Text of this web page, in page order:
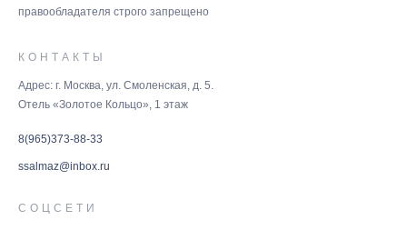
правообладателя строго запрещено
КОНТАКТЫ
8(965)373-88-33
ssalmaz@inbox.ru
Адрес: г. Москва, ул. Смоленская, д. 5.
Отель «Золотое Кольцо», 1 этаж
СОЦСЕТИ